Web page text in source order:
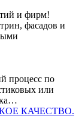
и фирм!
фасадов и
процесс по
или